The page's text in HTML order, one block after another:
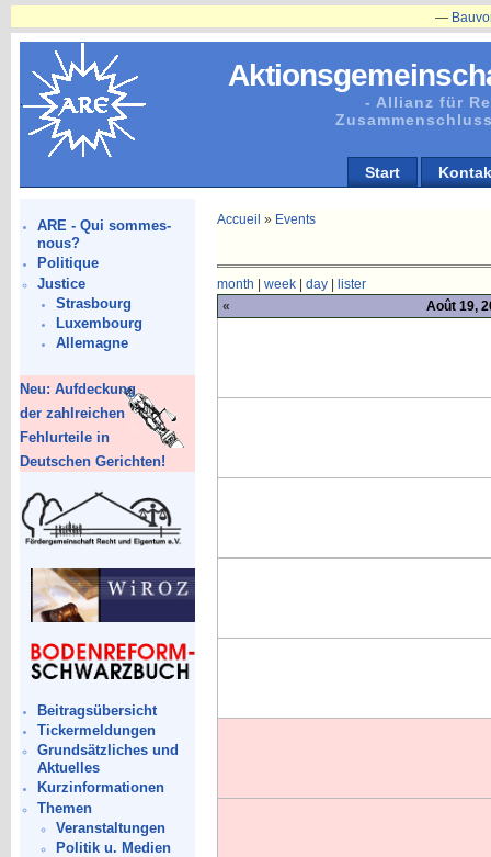
- Allianz für
Start
ARE - Qui sommes-
nous?
Politique
Justice
Strasbourg
Luxembourg
Allemagne
Neu: Aufdeckung
der zahlreichen
Fehlurteile in
Deutschen Gerichten!
Beitragsübersicht
Tickermeldungen
Grundsätzliches und
Aktuelles
Kurzinformationen
Themen
Veranstaltungen
Politik u. Medien
Accueil » Events
month week| day|
lister
«
Août 19,